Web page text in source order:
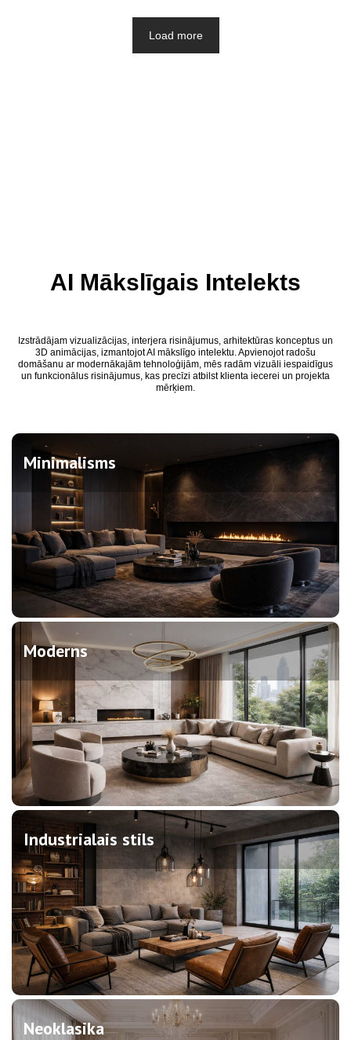
Load more
AI Mākslīgais Intelekts
Izstrādājam vizualizācijas, interjera risinājumus, arhitektūras konceptus un
3D animācijas, izmantojot AI mākslīgo intelektu. Apvienojot radošu
domāšanu ar modernākajām tehnoloģijām, mēs radām vizuāli iespaidīgus
un funkcionālus risinājumus, kas precīzi atbilst klienta iecerei un projekta
mērķiem.
Minimalisms
Moderns
Industrialais stils
Neoklasika